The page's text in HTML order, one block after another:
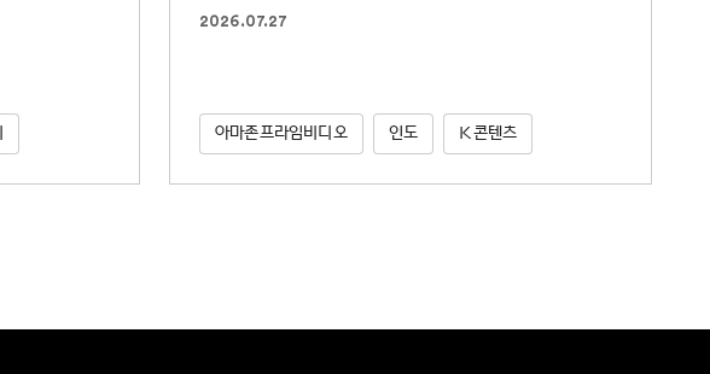
편 선보인다
2026.07.27
아마존프라임비디오 인도 K콘텐츠